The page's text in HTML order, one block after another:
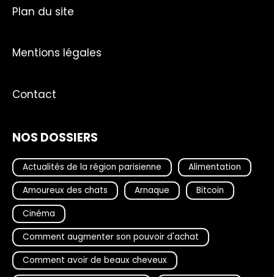
Plan du site
Mentions légales
Contact
NOS DOSSIERS
Actualités de la région parisienne
Alimentation
Amoureux des chats
Arnaque
Bitcoin
Cinéma
Comment augmenter son pouvoir d'achat
Comment avoir de beaux cheveux